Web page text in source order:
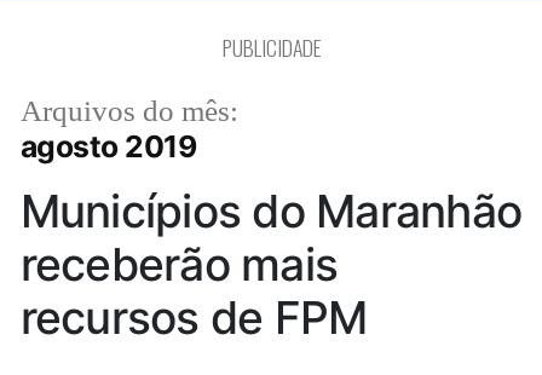
PUBLICIDADE
Arquivos do mês:
agosto 2019
Municípios do Maranhão
receberão mais
recursos de FPM